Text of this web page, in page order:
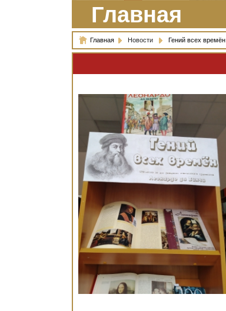
Главная
Главная Новости Гений всех времён